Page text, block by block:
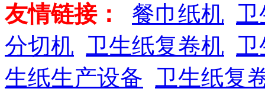
友情链接： 餐巾纸机
分切机 卫生纸复卷机
生纸生产设备
卫生纸复